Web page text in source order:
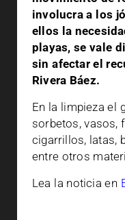
involucra a los
ellos la
playas, se vale
sin afectar el
Rivera Báez.
En la limpieza el
sorbetos, vasos,
cigarrillos, latas,
entre otros
Lea la noticia en